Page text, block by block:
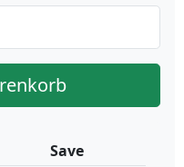
Save